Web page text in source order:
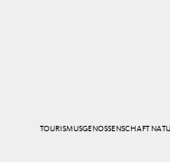
TOURISMUSGENOSSENSCHAFT